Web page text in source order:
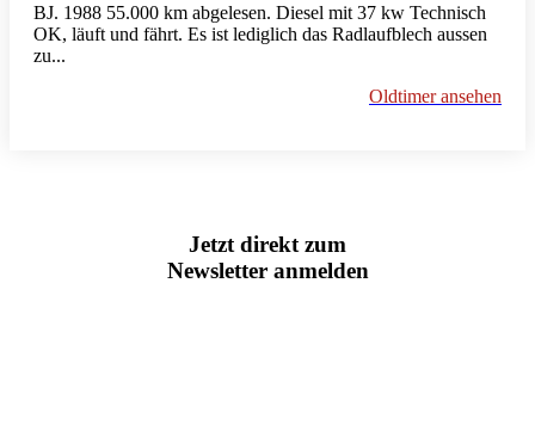
BJ. 1988 55.000 km abgelesen. Diesel mit 37 kw Technisch
OK, läuft und fährt. Es ist lediglich das Radlaufblech aussen
zu...
Oldtimer ansehen
Jetzt direkt zum
Newsletter anmelden